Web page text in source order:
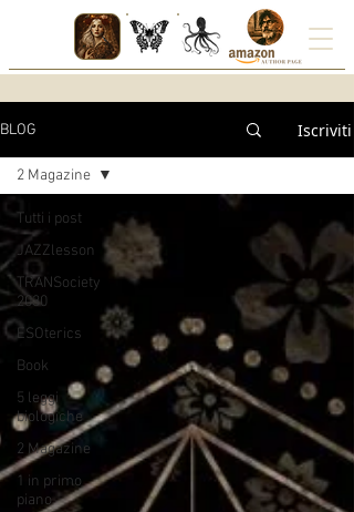
BLOG Iscriviti
Tutti i post
JAZZlesson
TRANSociety
2030
ESOterics
Book
5 leggi
biologiche
2 Magazine
1 in primo
piano
2 Magazine